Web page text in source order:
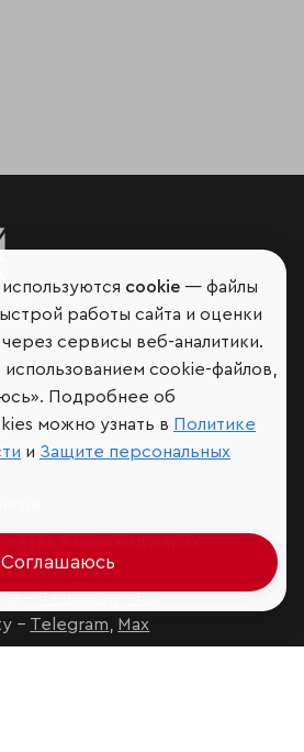
рейтингов
– Telegram Max
cookie — файлы
работы сайта и оценки
сервисы веб-аналитики.
использованием cookie-файлов,
Подробнее об
можно узнать в Политике
и Защите персональных
Соглашаюсь